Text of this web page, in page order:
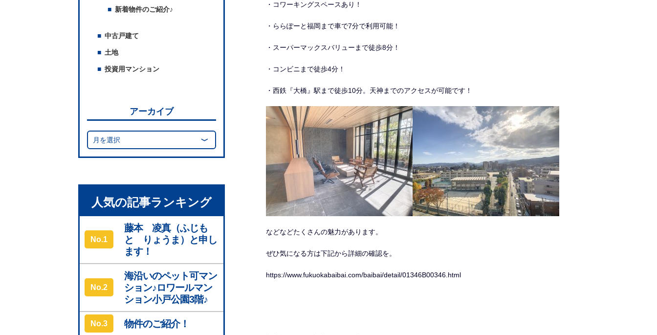
新着物件のご紹介♪
中古戸建て
土地
投資用マンション
アーカイブ
月を選択
人気の記事ランキング
No.
藤本 凌真（ふじも
と りょうま）と申し
ます！
No.
海沿いのペット可マン
ション♪ロワールマン
ション小戸公園3階♪
No. 物件のご紹介！
・コワーキングスペースあり！
・ららぽーと福岡まで車で7分で利用可能！
・スーパーマックスバリューまで徒歩8分！
・コンビニまで徒歩4分！
・西鉄『大橋』駅まで徒歩10分。天神までのアクセスが可能です！
などなどたくさんの魅力があります。
ぜひ気になる方は下記から詳細の確認を。
https://www.fukuokabaibai.com/baibai/detail/01346B00346.html